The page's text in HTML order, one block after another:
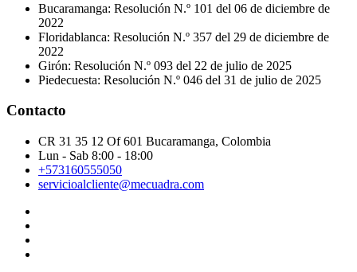
Bucaramanga: Resolución N.º 101 del 06 de diciembre de
2022
Floridablanca: Resolución N.º 357 del 29 de diciembre de
2022
Girón: Resolución N.º 093 del 22 de julio de 2025
Piedecuesta: Resolución N.º 046 del 31 de julio de 2025
Contacto
CR 31 35 12 Of 601 Bucaramanga, Colombia
Lun - Sab 8:00 - 18:00
+573160555050
servicioalcliente@mecuadra.com